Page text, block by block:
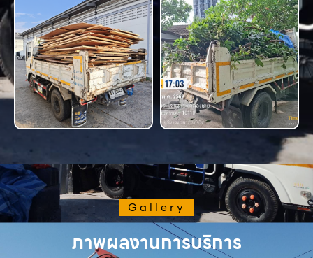
Gallery
ภาพผลงานการบริการ